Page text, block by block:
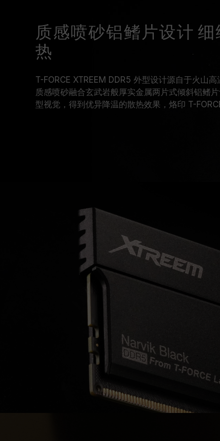
质感喷砂铝鳍片设计
热
T-FORCE XTREEM DDR5 外型设计源自于火山
质感喷砂融合玄武岩般厚实金属两片式倾斜铝鳍
型视觉，得到优异降温的散热效果，烙印 T-